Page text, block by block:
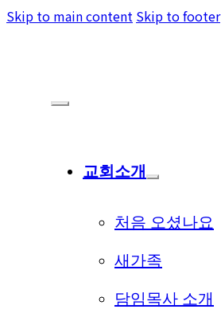
Skip to main content Skip to footer
교회소개
처음 오셨나요
새가족
담임목사 소개